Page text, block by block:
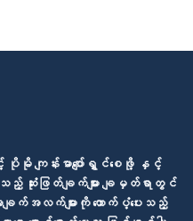
မို ကျန်းမာပျော်ရွှင်စေဖို့ နှင့်
ဆုံးဖြတ်ချက်များ ချမှတ်ရာတွင်
အချက်အလက်များကို ထောက်ပံ့ပေးသည့်